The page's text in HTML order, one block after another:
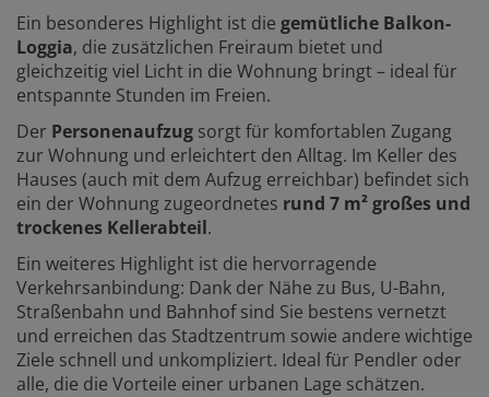
Ein besonderes Highlight ist die gemütliche Balkon-
Loggia, die zusätzlichen Freiraum bietet und
gleichzeitig viel Licht in die Wohnung bringt – ideal für
entspannte Stunden im Freien.
Der Personenaufzug sorgt für komfortablen Zugang
zur Wohnung und erleichtert den Alltag. Im Keller des
Hauses (auch mit dem Aufzug erreichbar) befindet sich
ein der Wohnung zugeordnetes rund 7 m² großes und
trockenes Kellerabteil.
Ein weiteres Highlight ist die hervorragende
Verkehrsanbindung: Dank der Nähe zu Bus, U-Bahn,
Straßenbahn und Bahnhof sind Sie bestens vernetzt
und erreichen das Stadtzentrum sowie andere wichtige
Ziele schnell und unkompliziert. Ideal für Pendler oder
alle, die die Vorteile einer urbanen Lage schätzen.